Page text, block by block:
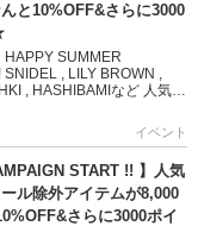
と10%OFF&さらに3000
SUMMER
, LILY BROWN ,
, HASHIBAMIなど 人気ブ
イベント
START !! 】人気
ル除外アイテムが8,000
さらに3000ポイ